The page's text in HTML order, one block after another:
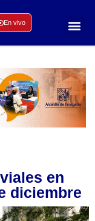
En vivo
en
diciembre